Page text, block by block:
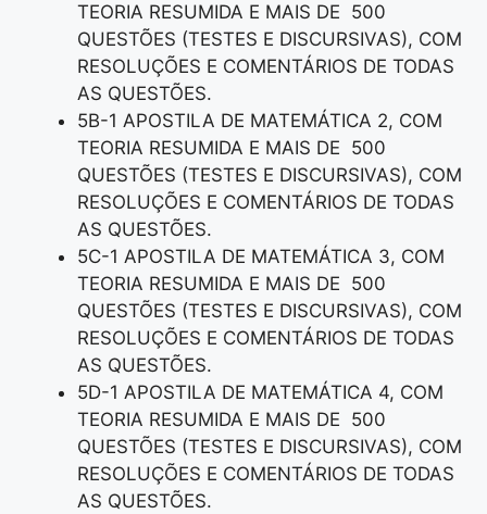
TEORIA RESUMIDA E MAIS DE 500
QUESTÕES (TESTES E DISCURSIVAS), COM
RESOLUÇÕES E COMENTÁRIOS DE TODAS
AS QUESTÕES.
5B-1 APOSTILA DE MATEMÁTICA 2, COM
TEORIA RESUMIDA E MAIS DE 500
QUESTÕES (TESTES E DISCURSIVAS), COM
RESOLUÇÕES E COMENTÁRIOS DE TODAS
AS QUESTÕES.
5C-1 APOSTILA DE MATEMÁTICA 3, COM
TEORIA RESUMIDA E MAIS DE 500
QUESTÕES (TESTES E DISCURSIVAS), COM
RESOLUÇÕES E COMENTÁRIOS DE TODAS
AS QUESTÕES.
5D-1 APOSTILA DE MATEMÁTICA 4, COM
TEORIA RESUMIDA E MAIS DE 500
QUESTÕES (TESTES E DISCURSIVAS), COM
RESOLUÇÕES E COMENTÁRIOS DE TODAS
AS QUESTÕES.